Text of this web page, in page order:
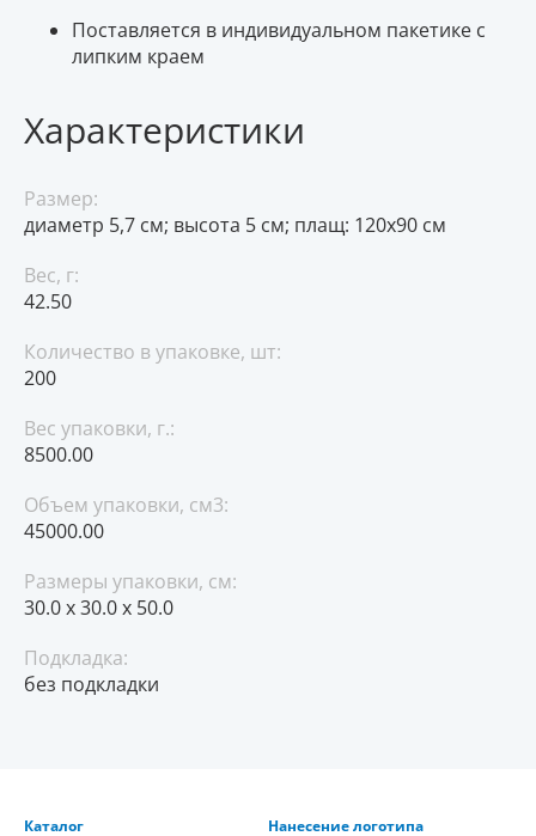
Поставляется в индивидуальном пакетике с
липким краем
Характеристики
Размер:
диаметр 5,7 см; высота 5 см; плащ: 120х90 см
Вес, г:
42.50
Количество в упаковке, шт:
200
Вес упаковки, г.:
8500.00
Объем упаковки, см3:
45000.00
Размеры упаковки, см:
30.0 x 30.0 x 50.0
Подкладка:
без подкладки
Каталог Нанесение логотипа